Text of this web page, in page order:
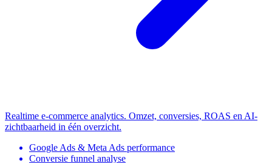
Realtime e-commerce analytics. Omzet, conversies, ROAS en AI-
zichtbaarheid in één overzicht.
Google Ads & Meta Ads performance
Conversie funnel analyse